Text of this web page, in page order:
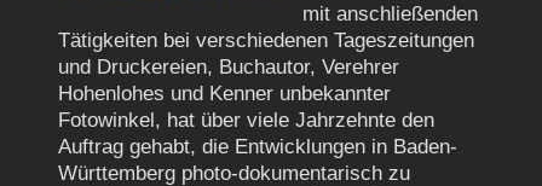
mit anschließenden
Tätigkeiten bei verschiedenen Tageszeitungen
und Druckereien, Buchautor, Verehrer
Hohenlohes und Kenner unbekannter
Fotowinkel, hat über viele Jahrzehnte den
Auftrag gehabt, die Entwicklungen in Baden-
Württemberg photo-dokumentarisch zu